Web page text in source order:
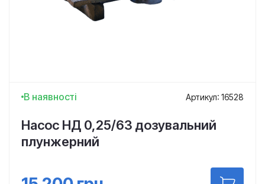
В наявності Артикул: 16528
Насос НД 0,25/63 дозувальний
плунжерний